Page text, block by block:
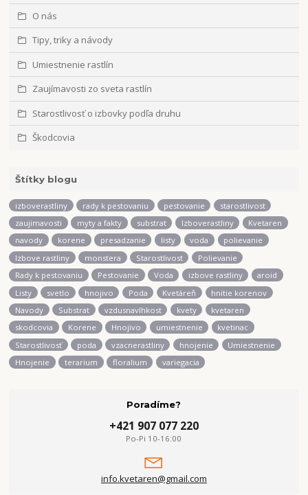
O nás
Tipy, triky a návody
Umiestnenie rastlín
Zaujímavosti zo sveta rastlín
Starostlivosť o izbovky podľa druhu
Škodcovia
Štítky blogu
izboverastliny rady k pestovaniu pestovanie
starostlivost
zaujimavosti
myty a fakty substrat Izboverastliny
Kvetaren
navody
korene presadzanie listy voda
polievanie
Izbove rastliny
monstera Starostlivost
Polievanie
Rady k pestovaniu
Pestovanie Voda izbove rastliny
aroid
Listy
svetlo hnojivo Poda Kvetáreň
hnitie korenov
Navody
Substrat vzdusnavlhkost kvety
kvetaren
skodcovia
Korene Hnojivo umiestnenie
kvetinac
Starostlivosť
poda vzacnerastliny hnojenie
Umiestnenie
Hnojenie
terarium floralium variegacia
Poradíme?
+421 907 077 220
Po-Pi 10-16:00
info.kvetaren@gmail.com